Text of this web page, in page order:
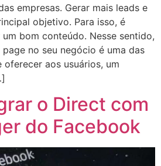
empresas. Gerar mais leads e
objetivo. Para isso, é
bom conteúdo. Nesse sentido,
no seu negócio é uma das
oferecer aos usuários, um
o Direct com
do Facebook